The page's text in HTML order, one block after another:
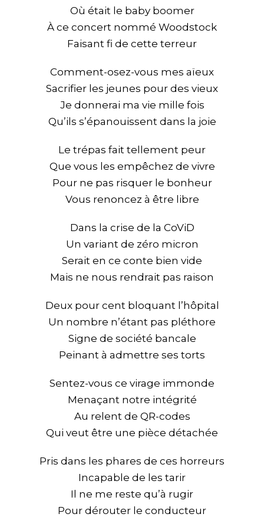
Où était le baby boomer
À ce concert nommé Woodstock
Faisant fi de cette terreur
Comment-osez-vous mes aïeux
Sacrifier les jeunes pour des vieux
Je donnerai ma vie mille fois
Qu’ils s’épanouissent dans la joie
Le trépas fait tellement peur
Que vous les empêchez de vivre
Pour ne pas risquer le bonheur
Vous renoncez à être libre
Dans la crise de la CoViD
Un variant de zéro micron
Serait en ce conte bien vide
Mais ne nous rendrait pas raison
Deux pour cent bloquant l’hôpital
Un nombre n’étant pas pléthore
Signe de société bancale
Peinant à admettre ses torts
Sentez-vous ce virage immonde
Menaçant notre intégrité
Au relent de QR-codes
Qui veut être une pièce détachée
Pris dans les phares de ces horreurs
Incapable de les tarir
Il ne me reste qu’à rugir
Pour dérouter le conducteur